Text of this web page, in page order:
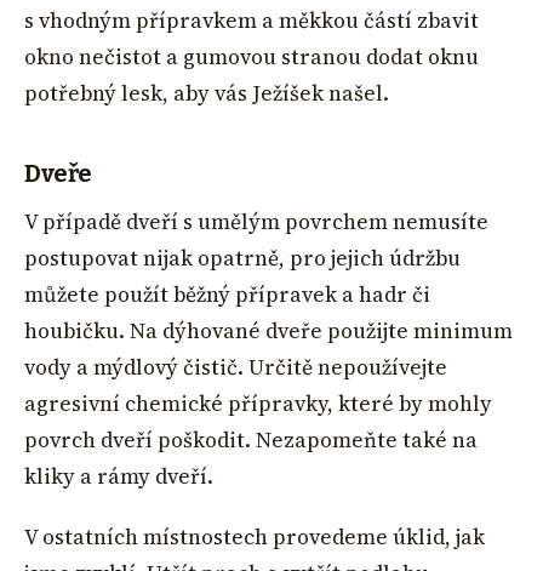
s vhodným přípravkem a měkkou částí zbavit
okno nečistot a gumovou stranou dodat oknu
potřebný lesk, aby vás Ježíšek našel.
Dveře
V případě dveří s umělým povrchem nemusíte
postupovat nijak opatrně, pro jejich údržbu
můžete použít běžný přípravek a hadr či
houbičku. Na dýhované dveře použijte minimum
vody a mýdlový čistič. Určitě nepoužívejte
agresivní chemické přípravky, které by mohly
povrch dveří poškodit. Nezapomeňte také na
kliky a rámy dveří.
V ostatních místnostech provedeme úklid, jak